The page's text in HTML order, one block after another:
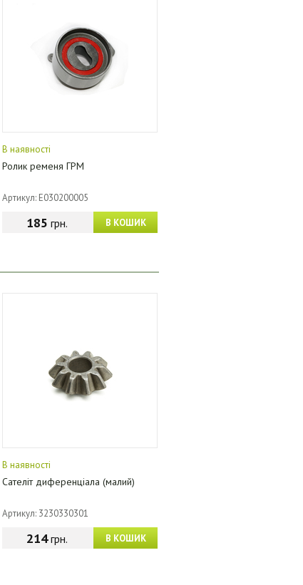
В наявності
Ролик ременя ГРМ
Артикул: E030200005
В КОШИК
185 грн.
В наявності
Сателіт диференціала (малий)
Артикул: 3230330301
В КОШИК
214грн.